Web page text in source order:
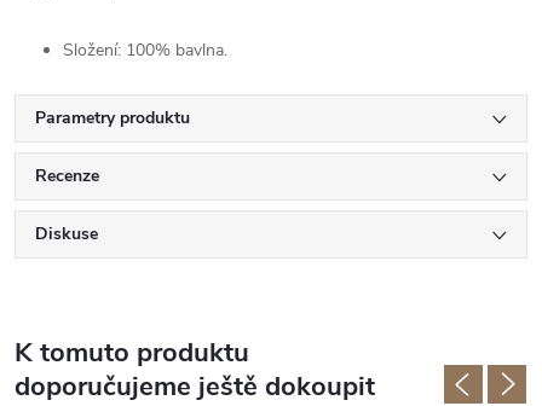
Složení: 100% bavlna.
Parametry produktu
Recenze
Diskuse
K tomuto produktu
doporučujeme ještě dokoupit